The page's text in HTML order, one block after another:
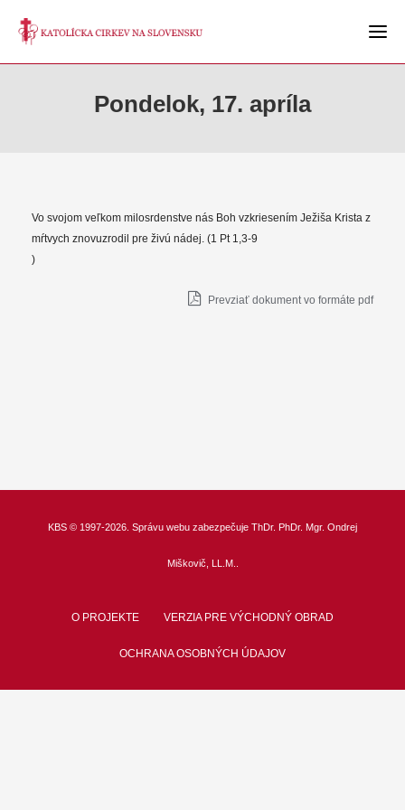
Pondelok, 17. apríla
Vo svojom veľkom milosrdenstve nás Boh vzkriesením Ježiša Krista z
mŕtvych znovuzrodil pre živú nádej. (1 Pt 1,3-9
)
Prevziať dokument vo formáte pdf
KBS © 1997-2026. Správu webu zabezpečuje ThDr. PhDr. Mgr. Ondrej
Miškovič, LL.M.
O PROJEKTE VERZIA PRE VÝCHODNÝ OBRAD
OCHRANA OSOBNÝCH ÚDAJOV